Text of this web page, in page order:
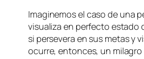
Imaginemos el caso de una
visualiza en perfecto estado
si persevera en sus metas y
ocurre, entonces, un